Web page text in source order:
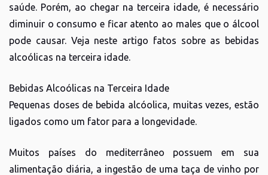
saúde. Porém, ao chegar na terceira idade, é necessário
diminuir o consumo e ficar atento ao males que o álcool
pode causar. Veja neste artigo fatos sobre as bebidas
alcoólicas na terceira idade.
Bebidas Alcoólicas na Terceira Idade
Pequenas doses de bebida alcóolica, muitas vezes, estão
ligados como um fator para a longevidade.
Muitos países do mediterrâneo possuem em sua
alimentação diária, a ingestão de uma taça de vinho por